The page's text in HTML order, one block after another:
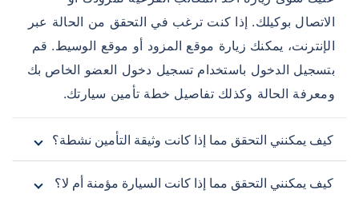
الاتصال بوكيلك. إذا كنت ترغب في التحقق من الحالة عبر
الإنترنت، يمكنك زيارة موقع المزود أو موقع الوسيط. قم
بتسجيل الدخول باستخدام تسجيل دخول العضو الخاص بك
ومعرفة الحالة وكذلك تفاصيل خطة تأمين سيارتك.
كيف يمكنني التحقق مما إذا كانت وثيقة التأمين نشطة؟
كيف يمكنني التحقق مما إذا كانت السيارة مؤمنة أم لا؟